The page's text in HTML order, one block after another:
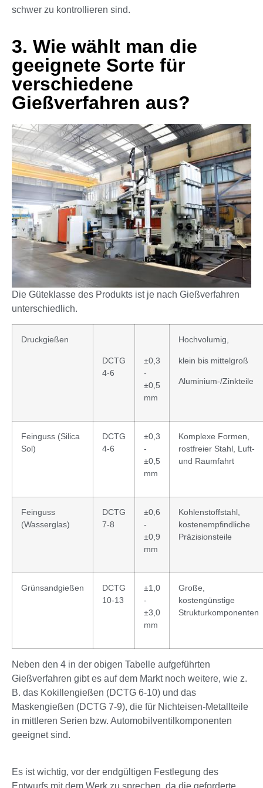
schwer zu kontrollieren sind.
3. Wie wählt man die
geeignete Sorte für
verschiedene
Gießverfahren aus?
Die Güteklasse des Produkts ist je nach Gießverfahren
unterschiedlich.
Druckgießen
DCTG
4-6
±0,3
-
±0,5
mm
Hochvolumig,
klein bis mittelgroß
Aluminium-/Zinkteile
Feinguss (Silica
Sol)
DCTG
4-6
±0,3
-
±0,5
mm
Komplexe Formen,
rostfreier Stahl, Luft-
und Raumfahrt
Feinguss
(Wasserglas)
DCTG
7-8
±0,6
-
±0,9
mm
Kohlenstoffstahl,
kostenempfindliche
Präzisionsteile
Grünsandgießen
DCTG
10-13
±1,0
-
±3,0
mm
Große,
kostengünstige
Strukturkomponenten
Neben den 4 in der obigen Tabelle aufgeführten
Gießverfahren gibt es auf dem Markt noch weitere, wie z.
B. das Kokillengießen (DCTG 6-10) und das
Maskengießen (DCTG 7-9), die für Nichteisen-Metallteile
in mittleren Serien bzw. Automobilventilkomponenten
geeignet sind.
Es ist wichtig, vor der endgültigen Festlegung des
Entwurfs mit dem Werk zu sprechen, da die geforderte